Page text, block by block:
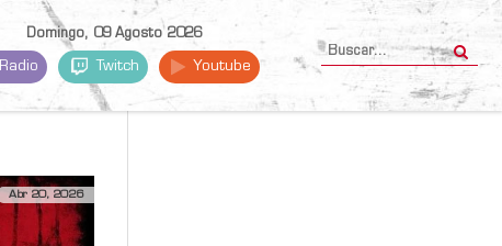
Domingo, 09 Agosto 2026
Radio Twitch Youtube
Abr 20, 2026